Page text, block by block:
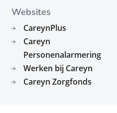
Websites
CareynPlus
Careyn
Personenalarmering
Werken bij Careyn
Careyn Zorgfonds